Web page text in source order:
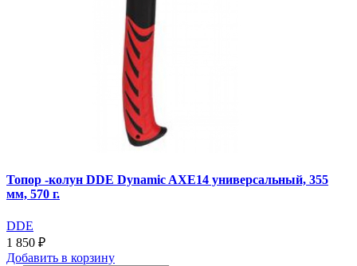
Топор -колун DDE Dynamic AXE14 универсальный, 355
мм, 570 г.
DDE
1 850 ₽
Добавить в корзину